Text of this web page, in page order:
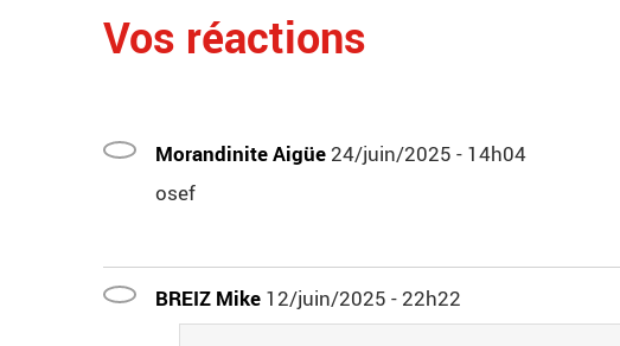
Vos réactions
Morandinite Aigüe 24/juin/2025 - 14h04
osef
BREIZ Mike 12/juin/2025 - 22h22